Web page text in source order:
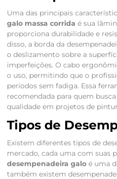
Uma das principais
galo massa corrida é sua
proporciona durabilidade e
disso, a borda da
o deslizamento sobre a
imperfeições. O cabo
o uso, permitindo que o
períodos sem fadiga. Essa
recomendada para quem
qualidade em projetos de
Tipos de
Existem diferentes tipos de
mercado, cada uma com suas
desempenadeira galoé uma
também existem